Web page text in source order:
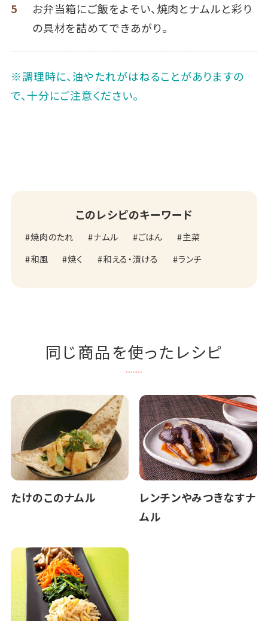
5
お弁当箱にご飯をよそい、焼肉とナムルと彩り
の具材を詰めてできあがり。
※調理時に、油やたれがはねることがありますの
で、十分にご注意ください。
このレシピのキーワード
焼肉のたれ ナムル ごはん
主菜
和風
焼く 和える・漬ける ランチ
同じ商品を使ったレシピ
たけのこのナムル
レンチンやみつきなすナ
ムル